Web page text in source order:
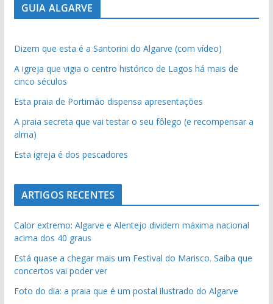
GUIA ALGARVE
Dizem que esta é a Santorini do Algarve (com vídeo)
A igreja que vigia o centro histórico de Lagos há mais de
cinco séculos
Esta praia de Portimão dispensa apresentações
A praia secreta que vai testar o seu fôlego (e recompensar a
alma)
Esta igreja é dos pescadores
ARTIGOS RECENTES
Calor extremo: Algarve e Alentejo dividem máxima nacional
acima dos 40 graus
Está quase a chegar mais um Festival do Marisco. Saiba que
concertos vai poder ver
Foto do dia: a praia que é um postal ilustrado do Algarve